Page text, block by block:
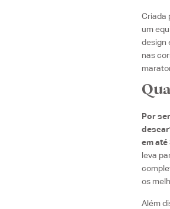
Criada
um
design
nas
Por
em até
leva
os
Além